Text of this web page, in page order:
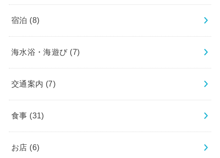
宿泊 (8)
海水浴・海遊び (7)
交通案内 (7)
食事 (31)
お店 (6)